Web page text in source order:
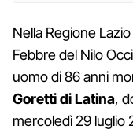
Nella Regione
Febbre del Nilo
uomo di 86 anni
Goretti di Latina,
mercoledì 29 luglio